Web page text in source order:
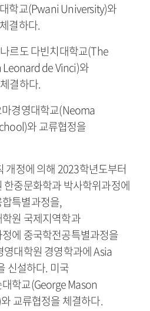
학교(Pwani University)와
결하다.
르도 다빈치대학교(The
de Vinci)와
결하다.
경영대학교(Neoma
와 교류협정을
개정에 의해 2023학년도부터
한중문화학과 박사학위과정에
특별과정을,
원 국제지역학과
에 중국학전공특별과정을
영대학원 경영학과에 Asia
신설하다. 미국
학교(George Mason
교류협정을 체결하다.